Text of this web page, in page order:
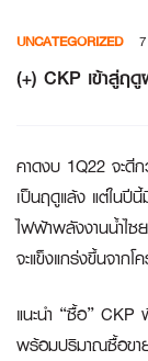
content
UNCATEGORIZED
(+) CKP เข้าสู่ฤ
คาดงบ 1Q22 จะดี
เป็นฤดูแล้ง แต่ในปี
ไฟฟ้าพลังงานน้ำไซ
จะแข็งแกร่งขึ้นจากโ
แนะนำ “ซื้อ”
พร้อมปริมาณซื้อขา